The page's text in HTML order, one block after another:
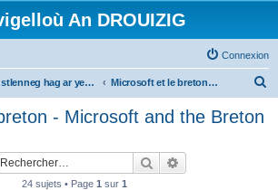
An DROUIZIG
Connexion
Ar stlenneg hag ar yezhoù bihan er bed a-bezh Microsoft et le breton - Microsoft and the Breton language
- Microsoft and the Breton
Rechercher
24 sujets • Page 1 sur 1